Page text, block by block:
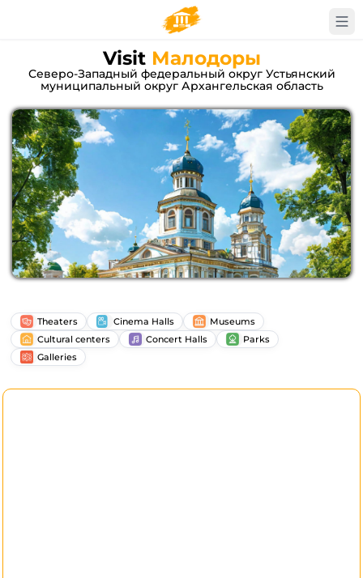
Visit Малодоры
Северо-Западный федеральный округ Устьянский
муниципальный округ Архангельская область
Theaters Cinema Halls
Museums
Cultural centers
Concert Halls
Parks
Galleries